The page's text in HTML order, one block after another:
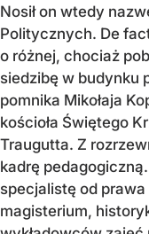
Nosił on wtedy
Politycznych. De
o różnej, chociaż
siedzibę w budynku
pomnika Mikołaja
kościoła Świętego
Traugutta. Z
kadrę
specjalistę od
magisterium,